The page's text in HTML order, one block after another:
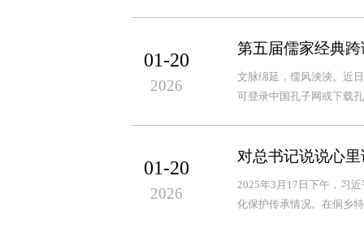
01-20
2026
第五届儒家经典
文脉绵延，儒风泱泱。近
可登录中国孔子网或下载
01-20
2026
对总书记说说心
2025年3月17日下午，习
化保护传承情况。在侗乡